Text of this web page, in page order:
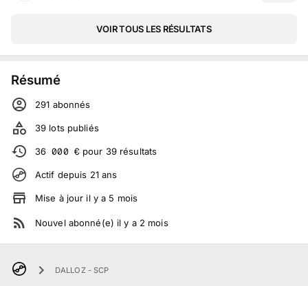
VOIR TOUS LES RÉSULTATS
Résumé
291 abonnés
39 lots publiés
36 000 €pour 39 résultats
Actif depuis 21 ans
Mise à jour il y a 5 mois
Nouvel abonné(e) il y a 2 mois
DALLOZ - SCP